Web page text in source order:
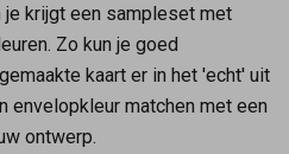
krijgt een sampleset met
Zo kun je goed
kaart er in het 'echt' uit
envelopkleur matchen met een
ontwerp.